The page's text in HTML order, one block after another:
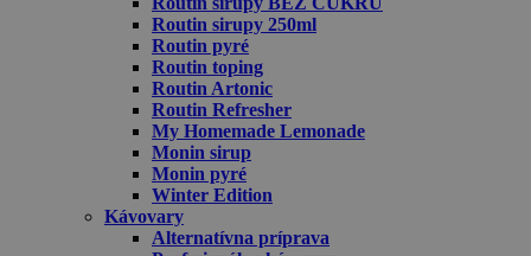
Routin sirupy 250ml
Routin pyré
Routin toping
Routin Artonic
Routin Refresher
My Homemade Lemonade
Monin sirup
Monin pyré
Winter Edition
Kávovary
Alternatívna príprava